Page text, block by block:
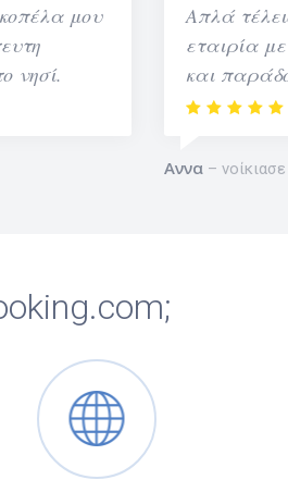
μου
νησί.
Απλά
εταιρία
και
Αννα